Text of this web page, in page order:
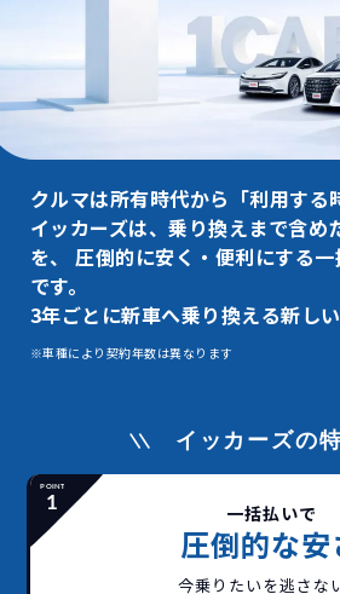
クルマは所有時代から「利用する
イッカーズは、乗り換えまで含め
を、
圧倒的に安く・便利にする
です。
3年ごとに新車へ乗り換える新しい
※車種により契約年数は異なります
イッカーズの
一括払いで
圧倒的な安
今乗りたいを逃さな